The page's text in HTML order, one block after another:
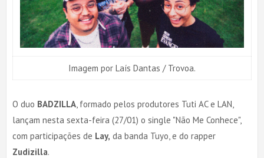
Imagem por Laís Dantas / Trovoa.
O duo BADZILLA , formado pelos produtores Tuti AC e LAN,
lançam nesta sexta-feira (27/01) o single "Não Me Conhece",
com participações de Lay, da banda Tuyo, e do rapper
Zudizilla.